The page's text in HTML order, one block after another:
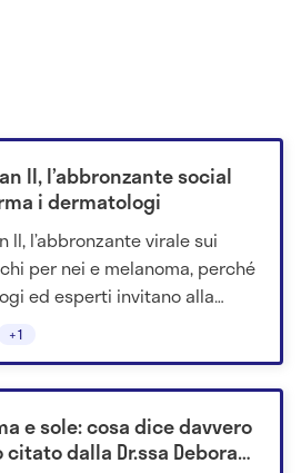
+1
II, l’abbronzante social
i dermatologi
II, l’abbronzante virale sui
per nei e melanoma, perché
ed esperti invitano alla
sul suo utilizzo.
e sole: cosa dice davvero
dalla Dr.ssa Debora